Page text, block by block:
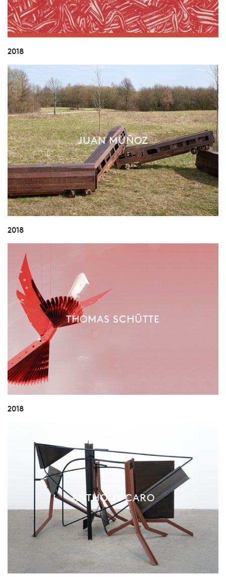
2018
JUAN MUÑOZ
2018
THOMAS SCHÜTTE
2018
ANTHONY CARO